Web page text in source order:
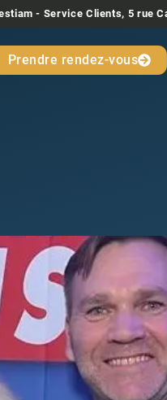
- Service Clients, 5 rue
Prendre rendez-vous